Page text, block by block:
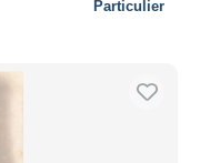
Particulier